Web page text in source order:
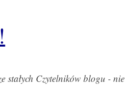
stałych Czytelników blogu - nie